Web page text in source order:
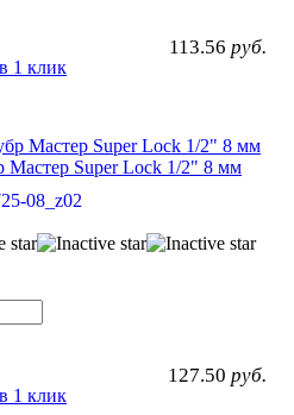
113.56 руб.
1 клик
Мастер Super Lock 1/2" 8 мм
08_z02
127.50 руб.
1 клик